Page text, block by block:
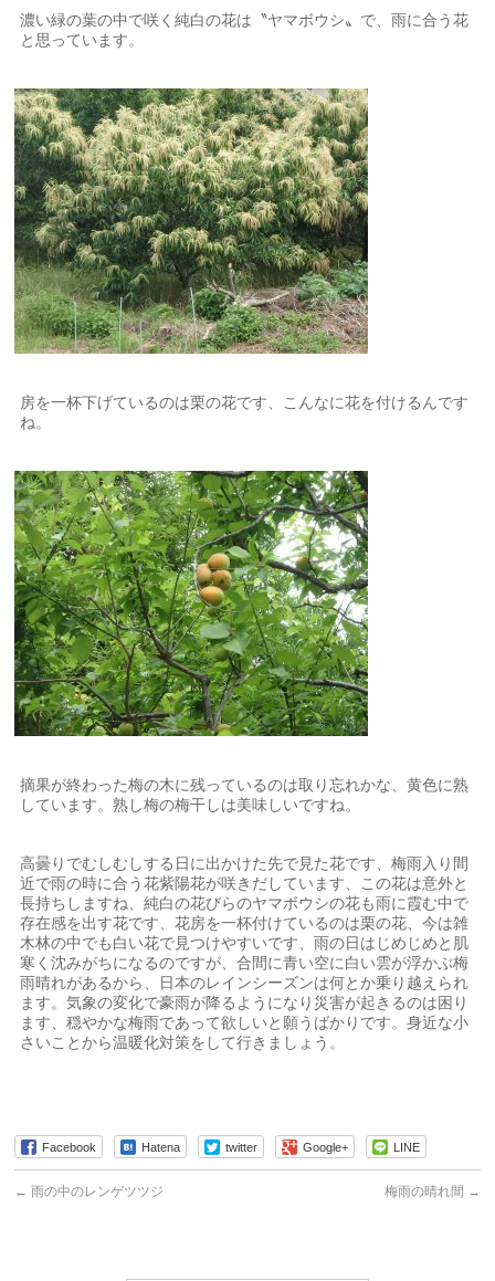
濃い緑の葉の中で咲く純白の花は〝ヤマボウシ〟で、雨に合う花
と思っています。
房を一杯下げているのは栗の花です、こんなに花を付けるんです
ね。
摘果が終わった梅の木に残っているのは取り忘れかな、黄色に熟
しています。熟し梅の梅干しは美味しいですね。
高曇りでむしむしする日に出かけた先で見た花です、梅雨入り間
近で雨の時に合う花紫陽花が咲きだしています、この花は意外と
長持ちしますね、純白の花びらのヤマボウシの花も雨に霞む中で
存在感を出す花です、花房を一杯付けているのは栗の花、今は雑
木林の中でも白い花で見つけやすいです、雨の日はじめじめと肌
寒く沈みがちになるのですが、合間に青い空に白い雲が浮かぶ梅
雨晴れがあるから、日本のレインシーズンは何とか乗り越えられ
ます。気象の変化で豪雨が降るようになり災害が起きるのは困り
ます、穏やかな梅雨であって欲しいと願うばかりです。身近な小
さいことから温暖化対策をして行きましょう。
Facebook Hatena twitter Google+ LINE
← 雨の中のレンゲツツジ 梅雨の晴れ間 →